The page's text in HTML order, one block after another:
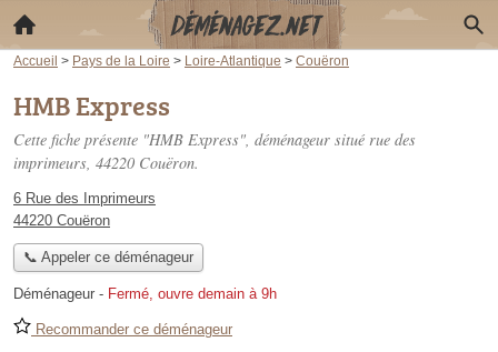
Accueil > Pays de la Loire > Loire-Atlantique > Couëron
HMB Express
Cette fiche présente "HMB Express", déménageur situé rue des
imprimeurs, 44220 Couëron.
6 Rue des Imprimeurs
44220 Couëron
📞 Appeler ce déménageur
Déménageur - Fermé, ouvre demain à 9h
Recommander ce déménageur